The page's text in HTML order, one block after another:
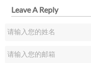
Leave A Reply